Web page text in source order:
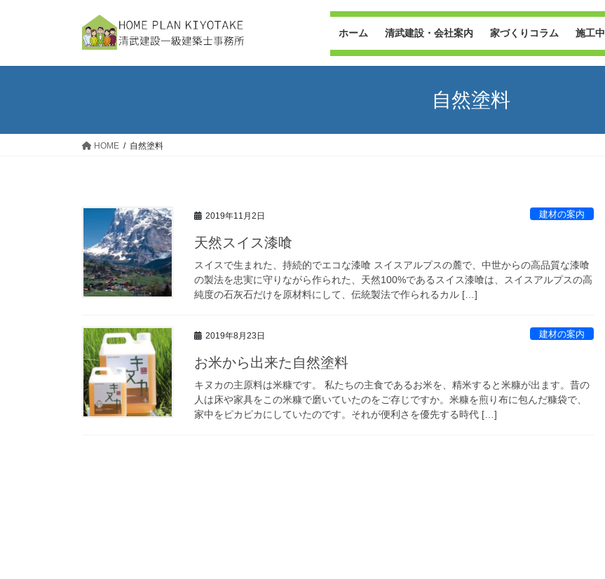
ホーム 清武建設・会社案内 家づくりコラム 施工中
自然塗料
HOME 自然塗料
2019年11月2日 建材の案内
天然スイス漆喰
スイスで生まれた、持続的でエコな漆喰 スイスアルプスの麓で、中世からの高品質な漆喰
の製法を忠実に守りながら作られた、天然100%であるスイス漆喰は、スイスアルプスの高
純度の石灰石だけを原材料にして、伝統製法で作られるカル […]
2019年8月23日 建材の案内
お米から出来た自然塗料
キヌカの主原料は米糠です。 私たちの主食であるお米を、精米すると米糠が出ます。昔の
人は床や家具をこの米糠で磨いていたのをご存じですか。米糠を煎り布に包んだ糠袋で、
家中をピカピカにしていたのです。それが便利さを優先する時代 […]